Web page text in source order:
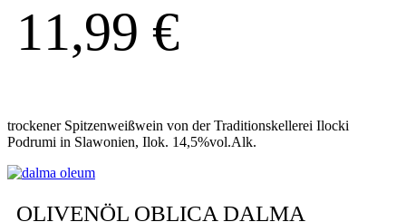
11,99 €
trockener Spitzenweißwein von der Traditionskellerei Ilocki
Podrumi in Slawonien, Ilok. 14,5%vol.Alk.
OLIVENÖL OBLICA DALMA